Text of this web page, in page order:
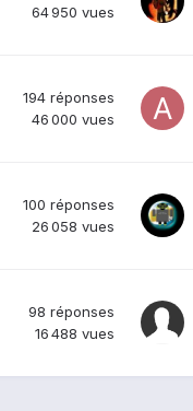
64 950 vues
194 réponses
46 000 vues
100 réponses
26 058 vues
98 réponses
16 488 vues